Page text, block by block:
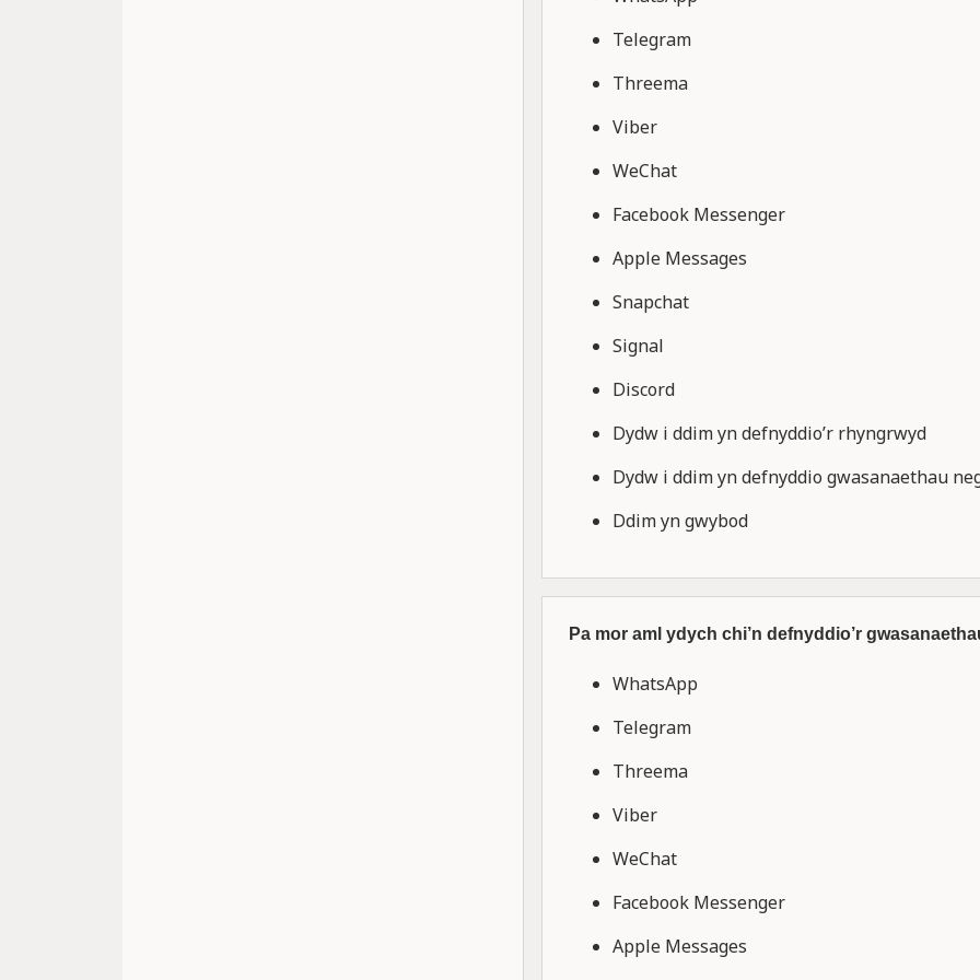
Telegram
Threema
Viber
WeChat
Facebook Messenger
Apple Messages
Snapchat
Signal
Discord
Dydw i ddim yn defnyddio’r rhyngrwyd
Dydw i ddim yn defnyddio gwasanaethau
Ddim yn gwybod
Pa mor aml ydych chi’n defnyddio’r
WhatsApp
Telegram
Threema
Viber
WeChat
Facebook Messenger
Apple Messages